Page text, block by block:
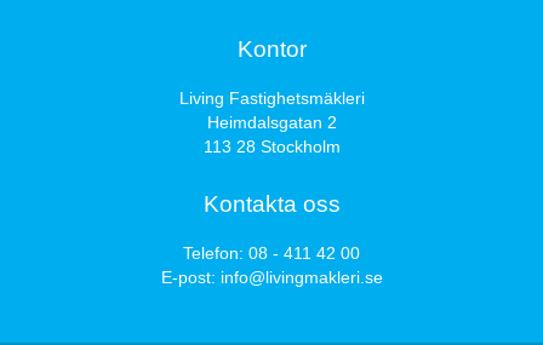
Kontor
Living Fastighetsmäkleri
Heimdalsgatan 2
113 28 Stockholm
Kontakta oss
Telefon: 08 - 411 42 00
E-post: info@livingmakleri.se